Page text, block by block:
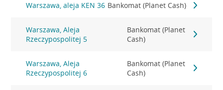
Warszawa, aleja KEN 36 Bankomat (Planet Cash)
Warszawa, Aleja
Rzeczypospolitej 5
Bankomat (Planet
Cash)
Warszawa, Aleja
Rzeczypospolitej 6
Bankomat (Planet
Cash)